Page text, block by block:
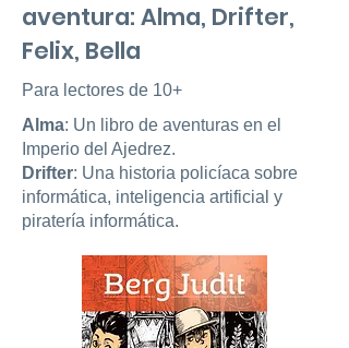
aventura: Alma, Drifter,
Felix, Bella
Para lectores de 10+
Alma: Un libro de aventuras en el
Imperio del Ajedrez.
Drifter: Una historia policíaca sobre
informática, inteligencia artificial y
piratería informática.